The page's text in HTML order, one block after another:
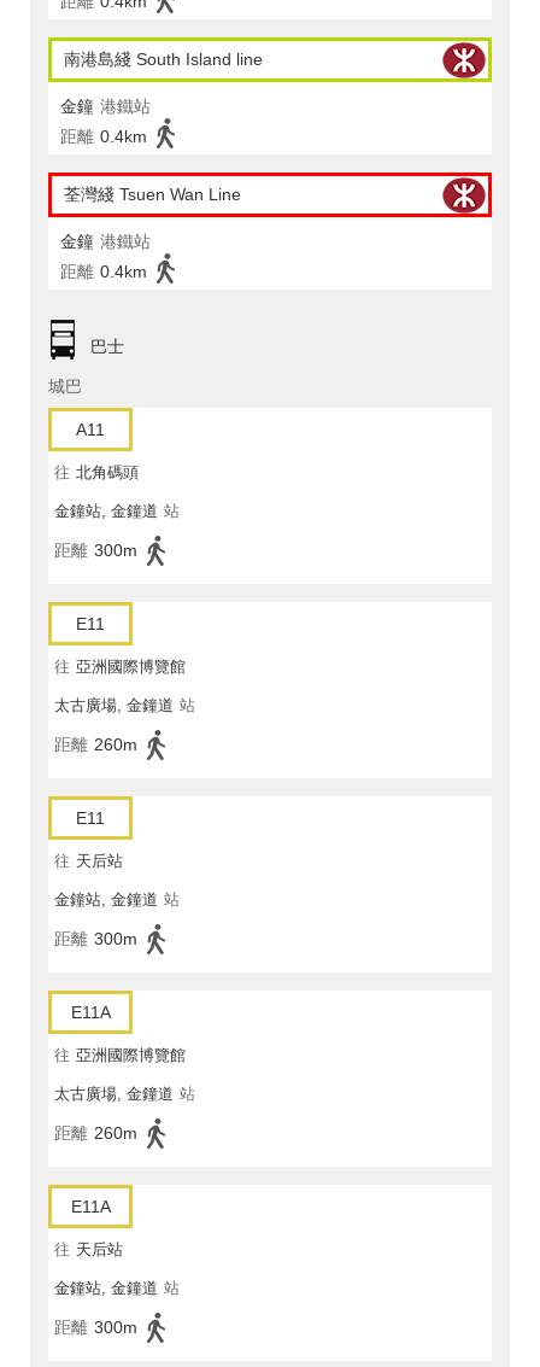
南港島綫 South Island line
金鐘 港鐵站
距離 0.4km
荃灣綫 Tsuen Wan Line
金鐘 港鐵站
距離 0.4km
巴士
城巴
A11
往 北角碼頭
金鐘站, 金鐘道 站
距離 300m
E11
往 亞洲國際博覽館
太古廣場, 金鐘道 站
距離 260m
E11
往 天后站
金鐘站, 金鐘道 站
距離 300m
E11A
往 亞洲國際博覽館
太古廣場, 金鐘道 站
距離 260m
E11A
往 天后站
金鐘站, 金鐘道 站
距離 300m